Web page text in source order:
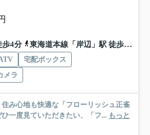
歩4分
東海道本線「岸辺」駅 徒歩12分
宅配ボックス
メラ
み心地も快適な「フローリッシュ正雀
一度見ていただきたい、「フ... もっと